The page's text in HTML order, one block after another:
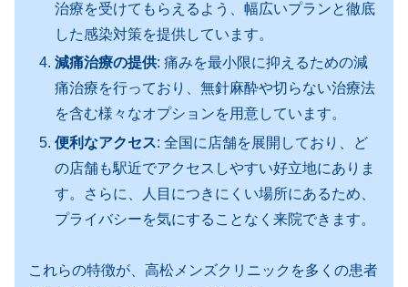
治療を受けてもらえるよう、幅広いプランと徹底
した感染対策を提供しています。
減痛治療の提供: 痛みを最小限に抑えるための減
痛治療を行っており、無針麻酔や切らない治療法
を含む様々なオプションを用意しています。
便利なアクセス: 全国に店舗を展開しており、ど
の店舗も駅近でアクセスしやすい好立地にありま
す。さらに、人目につきにくい場所にあるため、
プライバシーを気にすることなく来院できます。
これらの特徴が、高松メンズクリニックを多くの患者